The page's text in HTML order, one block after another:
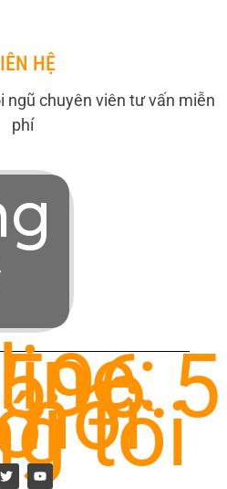
HỆ
chuyên viên tư vấn miễn
phí
nối
tôi